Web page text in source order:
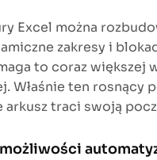
Excel można
zakresy i
to coraz większej
Właśnie ten rosnący
arkusz traci swoją